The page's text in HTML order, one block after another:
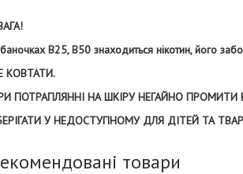
В25, В50 знаходиться нікотин, його
КОВТАТИ.
ПОТРАПЛЯННІ НА ШКІРУ НЕГАЙНО
У НЕДОСТУПНОМУ ДЛЯ ДІТЕЙ ТА
товари